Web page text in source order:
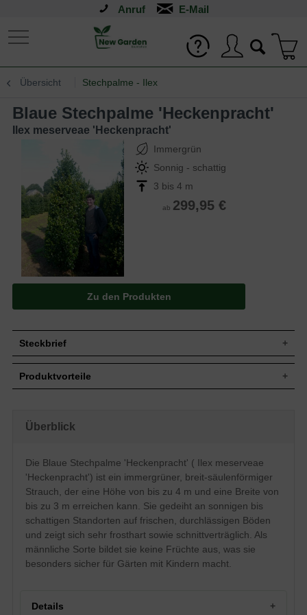
Anruf
Übersicht Stechpalme - Ilex
Blaue Stechpalme 'Heckenpracht'
Ilex meserveae 'Heckenpracht'
Immergrün
Sonnig - schattig
3 bis 4 m
ab 299,95 €
Zu den Produkten
Steckbrief
Zuwachs
Wuchsform
Blatt
im Austrieb bronzefarben, dann frischgrün
glänzend, bis zu 5 cm lang
Frucht
Keine
Blüte
Weiß, im Mai und Juni
Boden
Insgesamt relativ anspruchslos, bevorzugt
jedoch frische bis feuchte, nährstoffreiche
und durchlässige Böden
Standort
Sonnig bis schattig
Die Ilex meserveae 'Heckenpracht' wächst
Produktvorteile
robust
trockenheitsresistent
sehr frosthart und windfest
verträgt keine Staunässe
langsamwüchsig
Überblick
Die Blaue Stechpalme 'Heckenpracht' ( Ilex meserveae
'Heckenpracht') ist ein immergrüner, breit-säulenförmiger
Strauch, der eine Höhe von bis zu 4 m und eine Breite von
bis zu 3 m erreichen kann. Sie gedeiht an sonnigen bis
schattigen Standorten auf frischen, durchlässigen Böden
und zeigt sich sehr frosthart sowie schnittverträglich. Als
männliche Sorte bildet sie keine Früchte aus, was sie
besonders sicher für Gärten mit Kindern macht.
Details